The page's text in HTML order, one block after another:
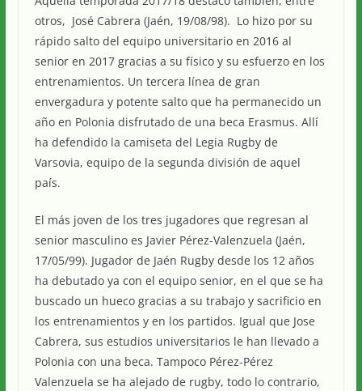
otros, José Cabrera (Jaén, 19/08/98). Lo hizo por su
rápido salto del equipo universitario en 2016 al
senior en 2017 gracias a su físico y su esfuerzo en los
entrenamientos. Un tercera línea de gran
envergadura y potente salto que ha permanecido un
año en Polonia disfrutado de una beca Erasmus. Allí
ha defendido la camiseta del Legia Rugby de
Varsovia, equipo de la segunda división de aquel
país.
El más joven de los tres jugadores que regresan al
senior masculino es Javier Pérez-Valenzuela (Jaén,
17/05/99). Jugador de Jaén Rugby desde los 12 años
ha debutado ya con el equipo senior, en el que se ha
buscado un hueco gracias a su trabajo y sacrificio en
los entrenamientos y en los partidos. Igual que Jose
Cabrera, sus estudios universitarios le han llevado a
Polonia con una beca. Tampoco Pérez-Pérez
Valenzuela se ha alejado de rugby, todo lo contrario,